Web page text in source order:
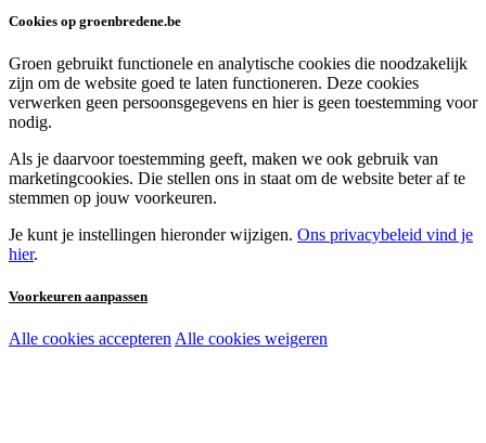
Cookies op groenbredene.be
Groen gebruikt functionele en analytische cookies die noodzakelijk
zijn om de website goed te laten functioneren. Deze cookies
verwerken geen persoonsgegevens en hier is geen toestemming voor
nodig.
Als je daarvoor toestemming geeft, maken we ook gebruik van
marketingcookies. Die stellen ons in staat om de website beter af te
stemmen op jouw voorkeuren.
Je kunt je instellingen hieronder wijzigen. Ons privacybeleid vind je
hier.
Voorkeuren aanpassen
Noodzakelijke cookies:
Alle cookies accepteren Alle cookies weigeren